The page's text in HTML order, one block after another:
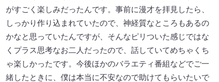
がすごく楽しみだったんです。事前に漫才を拝見したら、
しっかり作り込まれていたので、神経質なところもあるの
かなと思っていたんですが、そんなピリついた感じではな
くプラス思考なお二人だったので、話していてめちゃくち
ゃ楽しかったです。今後ほかのバラエティ番組などでご一
緒したときに、僕は本当に不安なので助けてもらいたいで